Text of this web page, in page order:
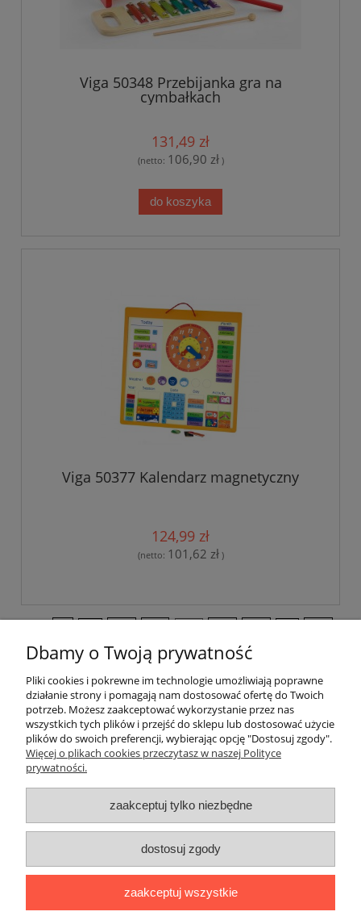
Viga 50348 Przebijanka gra na
cymbałkach
131,49 zł
(netto: 106,90 zł)
do koszyka
Viga 50377 Kalendarz magnetyczny
124,99 zł
(netto: 101,62 zł)
»
Pomoc
Dostawa
Gwarancja i zwroty
O firmie
|ul. Sienkiewicza 11 F|59-850 Świeradów
Zdrój|TELEFON:608 087 097|MAIL:
Dbamy o Twoją prywatność
Pliki cookies i pokrewne im technologie umożliwiają poprawne
działanie strony i pomagają nam dostosować ofertę do Twoich
potrzeb. Możesz zaakceptować wykorzystanie przez nas
wszystkich tych plików i przejść do sklepu lub dostosować użycie
plików do swoich preferencji, wybierając opcję "Dostosuj zgody".
Więcej o plikach cookies przeczytasz w naszej Polityce
prywatności.
zaakceptuj tylko niezbędne
dostosuj zgody
zaakceptuj wszystkie